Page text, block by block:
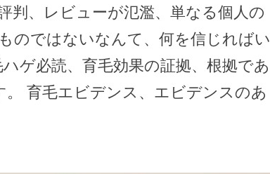
判、レビューが氾濫、単なる個人の
のではないなんて、何を信じればい
ゲ必読、育毛効果の証拠、根拠であ
育毛エビデンス、エビデンスのあ